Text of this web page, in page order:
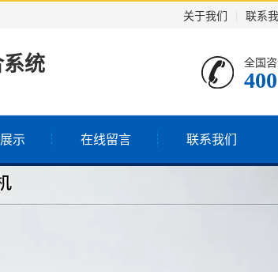
关于我们 联系
统 全国咨
示 在线留言 联系我们